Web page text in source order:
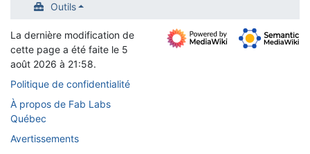
Outils
La dernière modification de
cette page a été faite le 5
août 2026 à 21:58.
Politique de confidentialité
À propos de Fab Labs
Québec
Avertissements